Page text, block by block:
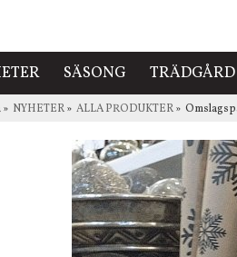
SÄSONG TRÄDGÅRD
» NYHETER» ALLA PRODUKTER»